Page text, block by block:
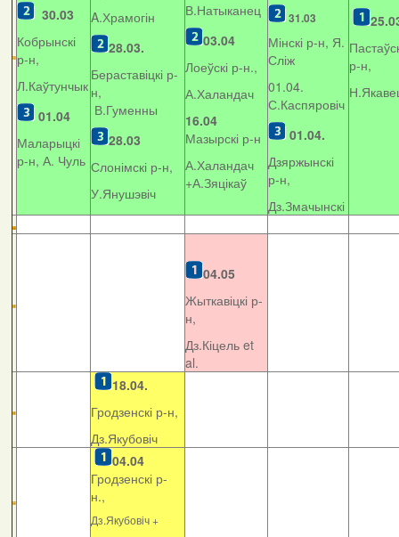
30.03
Кобрынскі
р-н,
Л.Каўтунчык
01.04
Маларыцкі
р-н, А. Чуль
A.Храмогін
28.03.
Бераставіцкі р-
н,
В.Гуменны
28.03
Слонімскі р-н,
У.Янушэвіч
В.Натыканец
03.04
Лоеўскі р-н.,
А.Халандач
16.04
Мазырскі р-н
А.Халандач
+А.Зяцікаў
31.03
Мінскі р-н, Я.
Сліж
01.04.
С.Каспяровіч
01.04.
Дзяржынскі
р-н,
Дз.Змачынскі
р-н,
04.05
Жыткавіцкі р-
н,
Дз.Кіцель et
al.
18.04.
Гродзенскі р-н,
Дз.Якубовіч
04.04
Гродзенскі р-
н.,
Дз.Якубовіч +